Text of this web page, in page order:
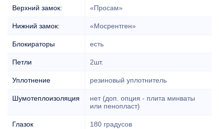
Верхний замок: «Просам»
Нижний замок: «Мосрентген»
Блокираторы есть
Петли 2шт.
Уплотнение резиновый уплотнитель
Шумотеплоизоляция
нет (доп. опция - плита минваты
или пенопласт)
Глазок 180 градусов